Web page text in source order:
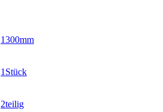
1300mm
1Stück
2teilig